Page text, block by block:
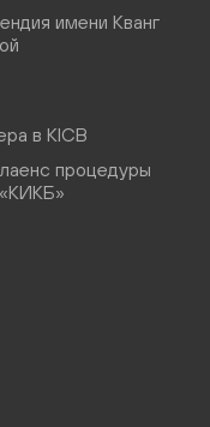
имени Кванг
в KICB
процедуры